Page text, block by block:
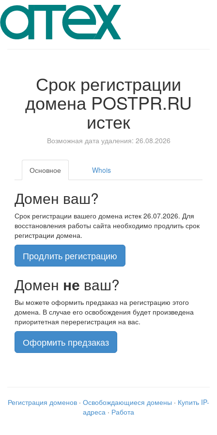
Срок регистрации
домена POSTPR.RU
истек
Возможная дата удаления: 26.08.2026
Основное Whois
Домен ваш?
Срок регистрации вашего домена истек 26.07.2026. Для
восстановления работы сайта необходимо продлить срок
регистрации домена.
Продлить регистрацию
Домен не ваш?
Вы можете оформить предзаказ на регистрацию этого
домена. В случае его освобождения будет произведена
приоритетная перерегистрация на вас.
Оформить предзаказ
Регистрация доменов · Освобождающиеся домены · Купить IP-
адреса · Работа